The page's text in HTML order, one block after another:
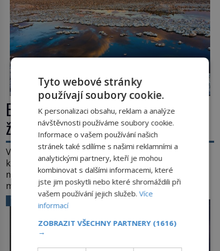
Extrémní podmínky na Zemi: Kde
život přežívá navzdory všemu
Vroucí voda, mráz hluboko pod bodem mrazu,
kyseliny, smrtící tlak i pouště, kde celé roky
nespadne jediná kapka deště. Na první pohled
místa, kde nemůže existovat vůbec nic. Přesto
právě tady vědci objevují organismy, které
posouvají hranice života. Každý nový nález mění
naše představy o tom, co všechno dokáže příroda a
napovídá, kde bychom jednou […]
VĚDA A TECHNIKA
Tyto webové stránky
používají soubory cookie.
K personalizaci obsahu, reklam a analýze
návštěvnosti používáme soubory cookie.
Informace o vašem používání našich
stránek také sdílíme s našimi reklamními a
analytickými partnery, kteří je mohou
kombinovat s dalšími informacemi, které
jste jim poskytli nebo které shromáždili při
vašem používání jejich služeb.Více
informací
ZOBRAZIT VŠECHNY PARTNERY (1616)
→